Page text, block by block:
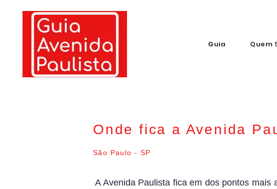
Guia Quem
Onde fica a Avenida
São Paulo - SP
A Avenida Paulista fica em dos pontos